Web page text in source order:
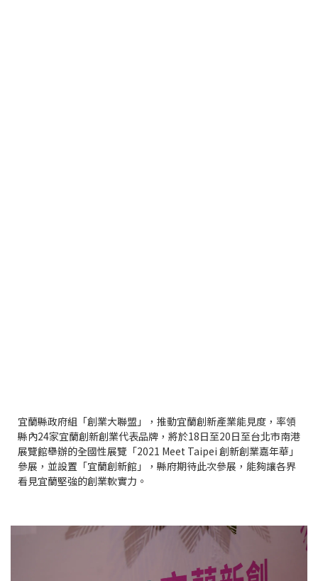
宜蘭縣政府組「創業大聯盟」，推動宜蘭創新產業能見度，率領
縣內24家宜蘭創新創業代表品牌，將於18日至20日至台北市南港
展覽館舉辦的全國性展覽「2021 Meet Taipei 創新創業嘉年華」
參展，並設置「宜蘭創新館」，縣府期待此次參展，能夠讓各界
看見宜蘭堅強的創業軟實力。